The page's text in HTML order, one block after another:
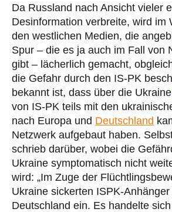
Da Russland nach Ansicht vieler
Desinformation verbreite, wird im
den westlichen Medien, die
Spur – die es ja auch im Fall von
gibt – lächerlich gemacht,
die Gefahr durch den IS-PK
bekannt ist, dass über die Ukraine
von IS-PK teils mit den
nach Europa und Deutschland
Netzwerk aufgebaut haben.
schrieb darüber, wobei die
Ukraine symptomatisch nicht
wird: „Im Zuge der
Ukraine sickerten ISPK-Anhänger
Deutschland ein. Es handelte